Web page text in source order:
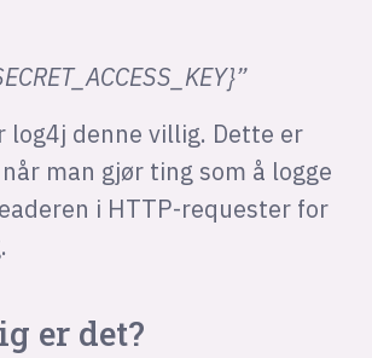
log4j denne villig. Dette er
man gjør ting som å logge
i HTTP-requester for
er det?